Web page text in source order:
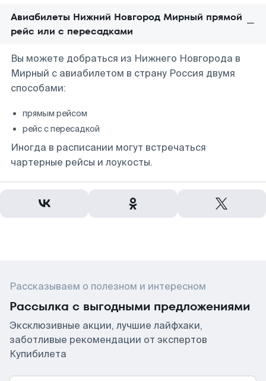
Авиабилеты Нижний Новгород Мирный прямой
рейс или с пересадками
Вы можете добраться из Нижнего Новгорода в
Мирный с авиабилетом в страну Россия двумя
способами:
прямым рейсом
рейс с пересадкой
Иногда в расписании могут встречаться
чартерные рейсы и лоукосты.
Рассказываем о полезном и интересном
Рассылка с выгодными предложениями
Эксклюзивные акции, лучшие лайфхаки,
заботливые рекомендации от экспертов
Купибилета